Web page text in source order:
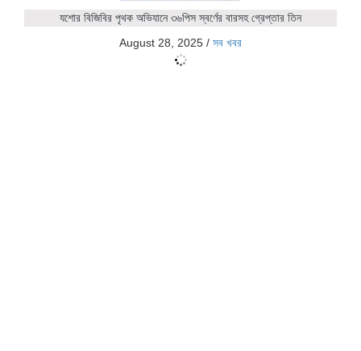
যশোর বিজিবির পৃথক অভিযানে ৩৬পিস স্বর্ণের বারসহ গ্রেপ্তার তিন
August 28, 2025 / সব খবর